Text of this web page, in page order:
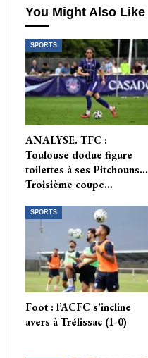
You Might Also Like
SPORTS
ANALYSE. TFC :
Toulouse dodue figure
toilettes à ses Pitchouns…
Troisième coupe…
SPORTS
Foot : l’ACFC s’incline
avers à Trélissac (1-0)